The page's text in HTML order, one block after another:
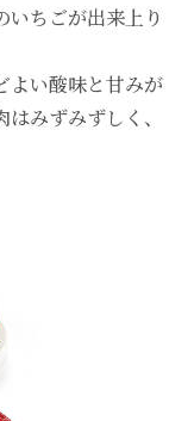
いちごが出来上り
よい酸味と甘みが
みずみずしく、